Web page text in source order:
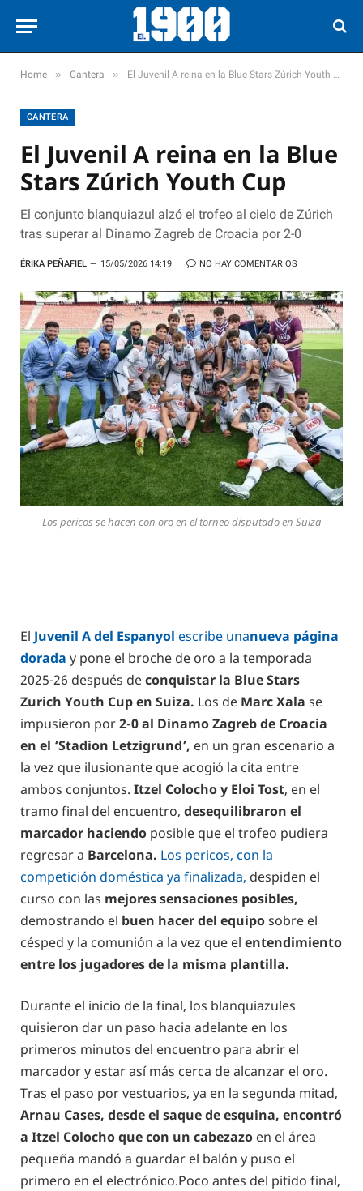
Home » Cantera » El Juvenil A reina en la Blue Stars Zúrich Youth Cup
CANTERA
El Juvenil A reina en la Blue
Stars Zúrich Youth Cup
El conjunto blanquiazul alzó el trofeo al cielo de Zúrich
tras superar al Dinamo Zagreb de Croacia por 2-0
ÉRIKA PEÑAFIEL 15/05/2026 14:19 NO HAY COMENTARIOS
Los pericos se hacen con oro en el torneo disputado en Suiza
El Juvenil A del Espanyol escribe unanueva página
dorada y pone el broche de oro a la temporada
2025-26 después deconquistar la Blue Stars
Zurich Youth Cup en Suiza. Los de Marc Xala se
impusieron por2-0 al Dinamo Zagreb de Croacia
en el ‘Stadion Letzigrund’, en un gran escenario a
la vez que ilusionante que acogió la cita entre
ambos conjuntos. Itzel Colocho y Eloi Tost, en el
tramo final del encuentro, desequilibraron el
marcador haciendo posible que el trofeo pudiera
regresar a Barcelona. Los pericos, con la
competición doméstica ya finalizada, despiden el
curso con las mejores sensaciones posibles,
demostrando el buen hacer del equiposobre el
césped y la comunión a la vez que el entendimiento
entre los jugadores de la misma plantilla.
Durante el inicio de la final, los blanquiazules
quisieron dar un paso hacia adelante en los
primeros minutos del encuentro para abrir el
marcador y estar así más cerca de alcanzar el oro.
Tras el paso por vestuarios, ya en la segunda mitad,
Arnau Cases, desde el saque de esquina, encontró
a Itzel Colocho que con un cabezazo en el área
pequeña mandó a guardar el balón y puso el
primero en el electrónico.Poco antes del pitido final,